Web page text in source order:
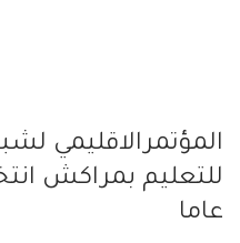
المؤتمرالاقليمي
للتعليم بمراكش
عاما